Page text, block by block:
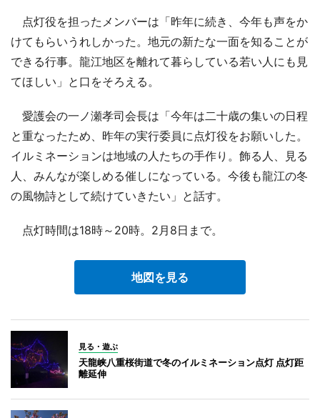
点灯役を担ったメンバーは「昨年に続き、今年も声をか
けてもらいうれしかった。地元の新たな一面を知ることが
できる行事。龍江地区を離れて暮らしている若い人にも見
てほしい」と口をそろえる。
愛護会の一ノ瀬孝司会長は「今年は二十歳の集いの日程
と重なったため、昨年の実行委員に点灯役をお願いした。
イルミネーションは地域の人たちの手作り。飾る人、見る
人、みんなが楽しめる催しになっている。今後も龍江の冬
の風物詩として続けていきたい」と話す。
点灯時間は18時～20時。2月8日まで。
地図を見る
見る・遊ぶ
天龍峡八重桜街道で冬のイルミネーション点灯 点灯距
離延伸